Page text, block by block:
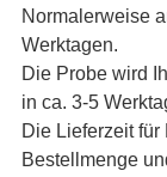
Normalerweise
Werktagen.
Die Probe wird
in ca. 3-5
Die Lieferzeit
Bestellmenge